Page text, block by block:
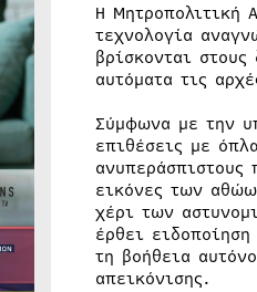
Η Μητροπολιτική
τεχνολογία
βρίσκονται
αυτόματα τις
Σύμφωνα με την
επιθέσεις με
εικόνες των
χέρι των
έρθει
τη βοήθεια
απεικόνισης.